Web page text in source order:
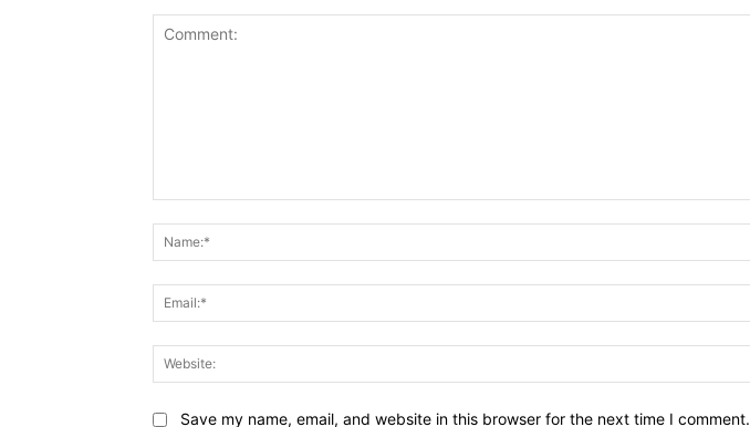
Save my name, email, and website in this browser for the next time I comment.